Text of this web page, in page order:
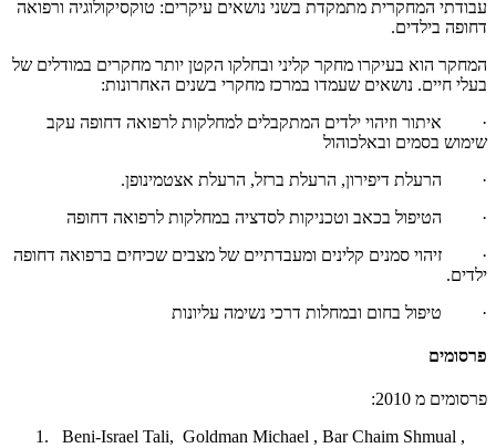
עבודתי המחקרית מתמקדת בשני נושאים עיקרים: טוקסיקולוגיה ורפואה
דחופה בילדים.
המחקר הוא בעיקרו מחקר קליני ובחלקו הקטן יותר מחקרים במודלים של
בעלי חיים. נושאים שעמדו במרכז מחקרי בשנים האחרונות:
· איתור וזיהוי ילדים המתקבלים למחלקות לרפואה דחופה עקב
שימוש בסמים ובאלכוהול
· הרעלת דיפירון, הרעלת ברזל, הרעלת אצטמינופן.
· הטיפול בכאב וטכניקות לסדציה במחלקות לרפואה דחופה
· זיהוי סמנים קלינים ומעבדתיים של מצבים שכיחים ברפואה דחופה
ילדים.
· טיפול בחום ובמחלות דרכי נשימה עליונות
פרסומים
פרסומים מ 2010:
Beni-Israel Tali, Goldman Michael , Bar Chaim Shmual ,